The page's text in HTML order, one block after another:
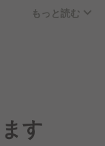
く評価され、
もっと読む
す